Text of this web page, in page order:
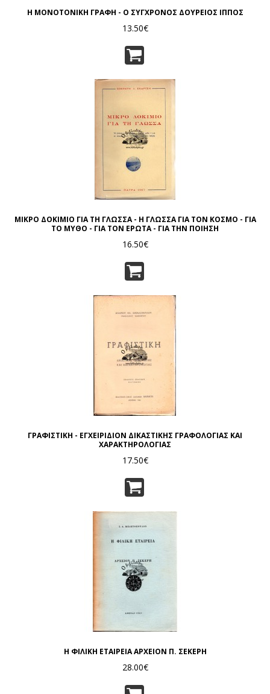
Η ΜΟΝΟΤΟΝΙΚΗ ΓΡΑΦΗ - Ο ΣΥΓΧΡΟΝΟΣ ΔΟΥΡΕΙΟΣ ΙΠΠΟΣ
13.50€
ΜΙΚΡΟ ΔΟΚΙΜΙΟ ΓΙΑ ΤΗ ΓΛΩΣΣΑ - Η ΓΛΩΣΣΑ ΓΙΑ ΤΟΝ ΚΟΣΜΟ - ΓΙΑ
ΤΟ ΜΥΘΟ - ΓΙΑ ΤΟΝ ΕΡΩΤΑ - ΓΙΑ ΤΗΝ ΠΟΙΗΣΗ
16.50€
ΓΡΑΦΙΣΤΙΚΗ - ΕΓΧΕΙΡΙΔΙΟΝ ΔΙΚΑΣΤΙΚΗΣ ΓΡΑΦΟΛΟΓΙΑΣ ΚΑΙ
ΧΑΡΑΚΤΗΡΟΛΟΓΙΑΣ
17.50€
Η ΦΙΛΙΚΗ ΕΤΑΙΡΕΙΑ ΑΡΧΕΙΟΝ Π. ΣΕΚΕΡΗ
28.00€